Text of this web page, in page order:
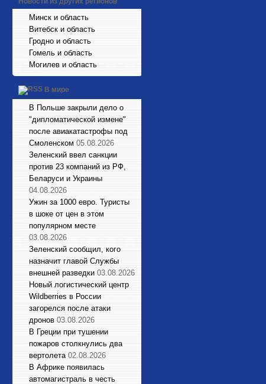
Минск и область
Витебск и область
Гродно и область
Гомель и область
Могилев и область
В мире
В Польше закрыли дело о
"дипломатической измене"
после авиакатастрофы под
Смоленском 05.08.2026
Зеленский ввел санкции
против 23 компаний из РФ,
Беларуси и Украины
04.08.2026
Ужин за 1000 евро. Туристы
в шоке от цен в этом
популярном месте
03.08.2026
Зеленский сообщил, кого
назначит главой Службы
внешней разведки 03.08.2026
Новый логистический центр
Wildberries в России
загорелся после атаки
дронов 03.08.2026
В Греции при тушении
пожаров столкнулись два
вертолета 02.08.2026
В Африке появилась
автомагистраль в честь